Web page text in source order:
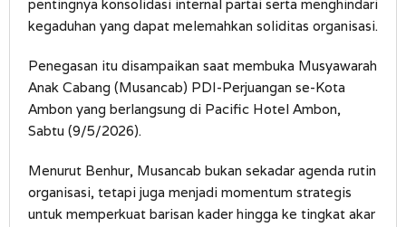
pentingnya konsolidasi internal partai serta menghindari
kegaduhan yang dapat melemahkan soliditas organisasi.
Penegasan itu disampaikan saat membuka Musyawarah
Anak Cabang (Musancab) PDI-Perjuangan se-Kota
Ambon yang berlangsung di Pacific Hotel Ambon,
Sabtu (9/5/2026).
Menurut Benhur, Musancab bukan sekadar agenda rutin
organisasi, tetapi juga menjadi momentum strategis
untuk memperkuat barisan kader hingga ke tingkat akar